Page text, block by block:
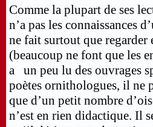
Comme la plupart de ses
n’a pas les connaissances
ne fait surtout que regarder
(beaucoup ne font que les
a un peu lu des ouvrages
poètes ornithologues, il ne
que d’un petit nombre
n’est en rien didactique. Il